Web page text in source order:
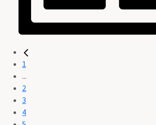
1
...
2
3
4